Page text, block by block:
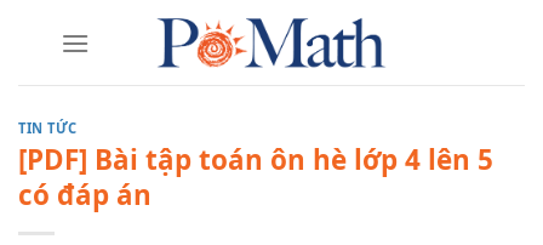
TIN TỨC
[PDF] Bài tập toán ôn hè lớp 4 lên 5
có đáp án